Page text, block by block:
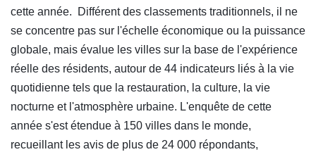
cette année. Différent des classements traditionnels, il ne
se concentre pas sur l'échelle économique ou la puissance
globale, mais évalue les villes sur la base de l'expérience
réelle des résidents, autour de 44 indicateurs liés à la vie
quotidienne tels que la restauration, la culture, la vie
nocturne et l'atmosphère urbaine. L'enquête de cette
année s'est étendue à 150 villes dans le monde,
recueillant les avis de plus de 24 000 répondants,